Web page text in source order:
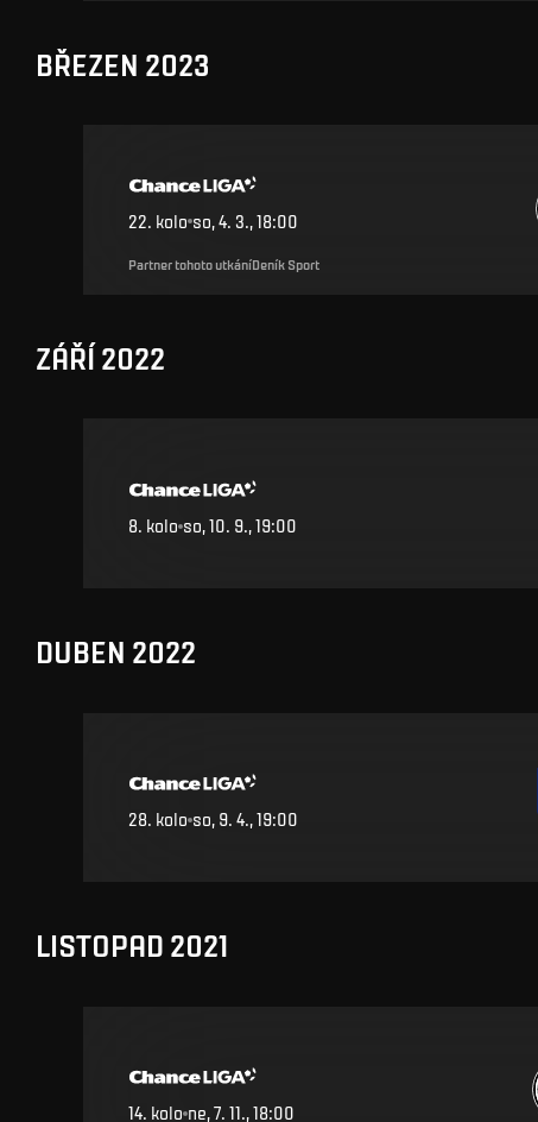
BŘEZEN 2023
22. kolo so, 4. 3., 18:00
Partner tohoto utkáníDeník Sport
ZÁŘÍ 2022
8. kolo so, 10. 9., 19:00
DUBEN 2022
28. kolo so, 9. 4., 19:00
LISTOPAD 2021
14. kolo ne, 7. 11., 18:00